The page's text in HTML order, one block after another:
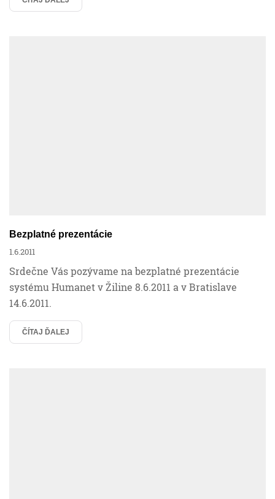
Bezplatné prezentácie
1.6.2011
Srdečne Vás pozývame na bezplatné prezentácie
systému Humanet v Žiline 8.6.2011 a v Bratislave
14.6.2011.
ČÍTAJ ĎALEJ